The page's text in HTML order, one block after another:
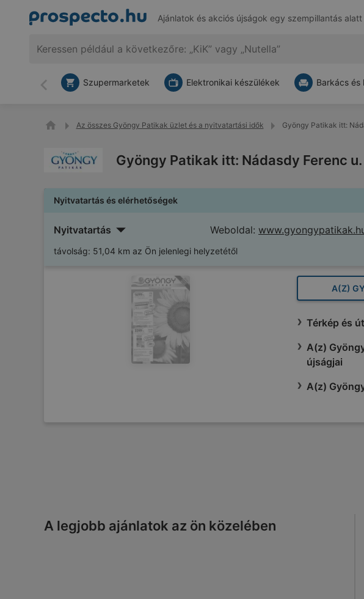
Ajánlatok és akciós újságok egy szempillantás alatt
Vissza
Szupermarketek Elektronikai készülékek Barkács
Az összes Gyöngy Patikak üzlet és a nyitvatartási idők Gyöngy Patikak itt:
Gyöngy Patikak itt: Nádasdy Ferenc
Nyitvatartás és elérhetőségek
Nyitvatartás Weboldal:
távolság: 51,04 km az Ön jelenlegi helyzetétől
A(Z)
Térkép és
A(z)
újságjai
A(z)
A legjobb ajánlatok az ön közelében